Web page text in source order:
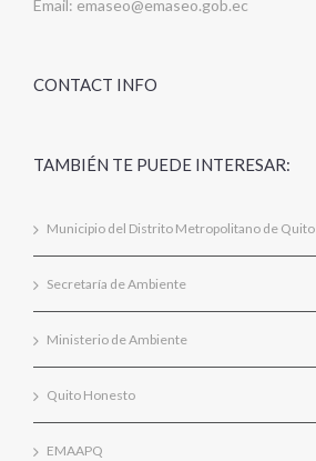
Email: emaseo@emaseo.gob.ec
CONTACT INFO
TAMBIÉN TE PUEDE INTERESAR:
Municipio del Distrito Metropolitano de Quito
Secretaría de Ambiente
Ministerio de Ambiente
Quito Honesto
EMAAPQ